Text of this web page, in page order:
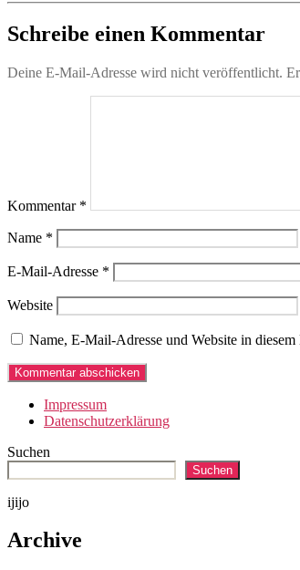
Schreibe einen Kommentar
Deine E-Mail-Adresse wird nicht veröffentlicht.
Kommentar *
Name *
E-Mail-Adresse *
Website
Name, E-Mail-Adresse und Website in
Impressum
Datenschutzerklärung
Suchen
Suchen
ijijo
Archive